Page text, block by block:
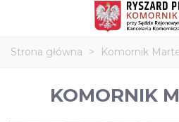
Strona główna > Komornik
KOMORNIK